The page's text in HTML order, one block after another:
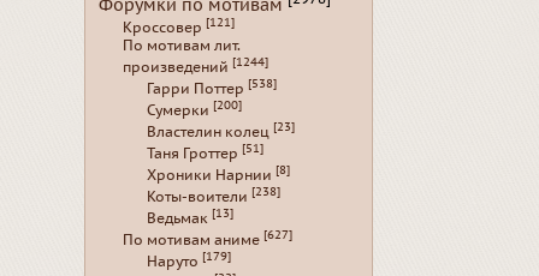
Форумки по мотивам
Кроссовер [121]
По мотивам лит.
произведений [1244]
Гарри Поттер [538]
Сумерки [200]
Властелин колец [23]
Таня Гроттер [51]
Хроники Нарнии [8]
Коты-воители [238]
Ведьмак [13]
По мотивам аниме [627]
Наруто [179]